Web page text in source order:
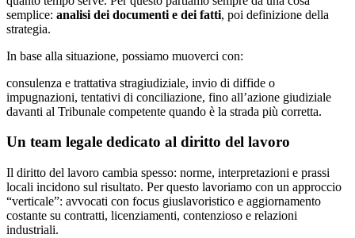
semplice: analisi dei documenti e dei fatti, poi definizione della
strategia.
In base alla situazione, possiamo muoverci con:
consulenza e trattativa stragiudiziale, invio di diffide o
impugnazioni, tentativi di conciliazione, fino all’azione giudiziale
davanti al Tribunale competente quando è la strada più corretta.
Un team legale dedicato al diritto del lavoro
Il diritto del lavoro cambia spesso: norme, interpretazioni e prassi
locali incidono sul risultato. Per questo lavoriamo con un approccio
“verticale”: avvocati con focus giuslavoristico e aggiornamento
costante su contratti, licenziamenti, contenzioso e relazioni
industriali.